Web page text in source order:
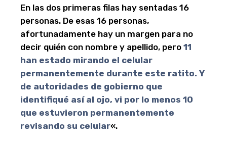
En las dos primeras filas hay sentadas 16
personas. De esas 16 personas,
afortunadamente hay un margen para no
decir quién con nombre y apellido, pero 11
han estado mirando el celular
permanentemente durante este ratito. Y
de autoridades de gobierno que
identifiqué así al ojo, vi por lo menos 10
que estuvieron permanentemente
revisando su celular«.